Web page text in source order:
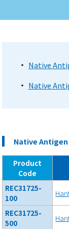
Native
Native
Native
Product
Code
REC31725-
100
REC31725-
500